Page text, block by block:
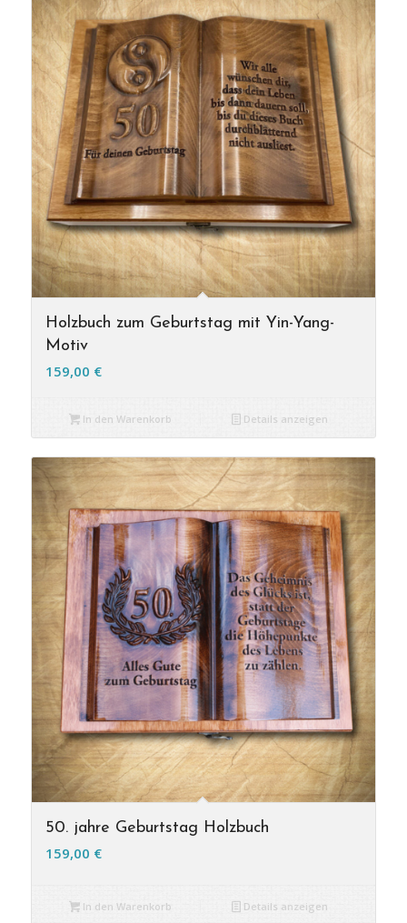
Holzbuch zum Geburtstag mit Yin-Yang-
Motiv
159,00 €
In den Warenkorb Details anzeigen
50. jahre Geburtstag Holzbuch
159,00 €
In den Warenkorb Details anzeigen